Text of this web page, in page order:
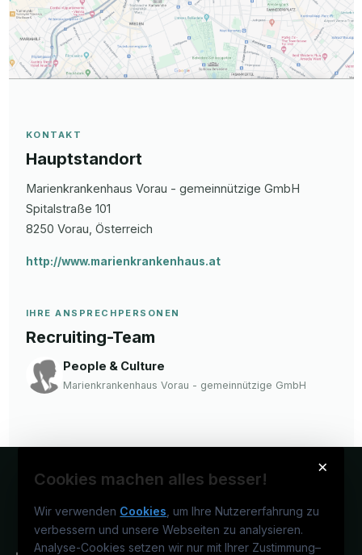
KONTAKT
Hauptstandort
Marienkrankenhaus Vorau - gemeinnützige GmbH
Spitalstraße 101
8250 Vorau , Österreich
http://www.marienkrankenhaus.at
IHRE ANSPRECHPERSONEN
Recruiting-Team
People & Culture
Marienkrankenhaus Vorau - gemeinnützige GmbH
×
Cookies machen alles besser!
Wir verwenden Cookies , um Ihre Nutzererfahrung zu
verbessern und unsere Webseiten zu analysieren.
Analyse-Cookies setzen wir nur mit Ihrer Zustimmung–